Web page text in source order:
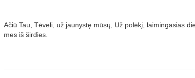
Ačiū Tau, Tėveli, už jaunystę mūsų, Už polėkį, laimingasias
mes iš širdies.